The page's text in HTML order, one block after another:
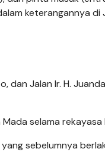
keterangannya di
dan Jalan Ir. H.
selama
sebelumnya